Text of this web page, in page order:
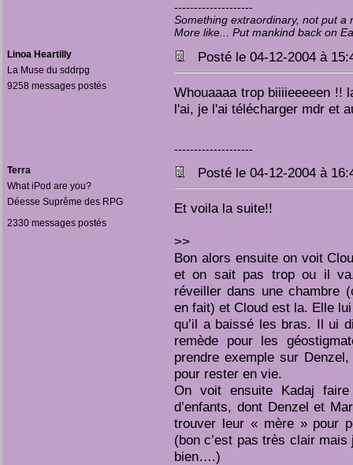
--------------------
Something extraordinary, not put a
More like... Put mankind back on
Linoa Heartilly
La Muse du sddrpg
9258 messages postés
Posté le 04-12-2004 à
Whouaaaa trop biiiieeeeen !!
l'ai, je l'ai télécharger mdr et
--------------------
Terra
What iPod are you?
Déesse Suprême des RPG
2330 messages postés
Posté le 04-12-2004 à
Et voila la suite!!
>>
Bon alors ensuite on voit
et on sait pas trop ou il
réveiller dans une chambre
en fait) et Cloud est la. Elle lui
qu’il a baissé les bras. Il ui
remède pour les
prendre exemple sur
pour rester en vie.
On voit ensuite Kadaj
d’enfants, dont Denzel et
trouver leur « mère » pour
(bon c’est pas très clair
bien….)